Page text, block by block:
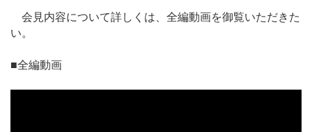
会見内容について詳しくは、全編動画を御覧いただきた
い。
■全編動画